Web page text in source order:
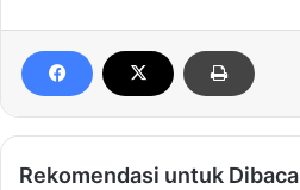
Rekomendasi untuk Dibaca